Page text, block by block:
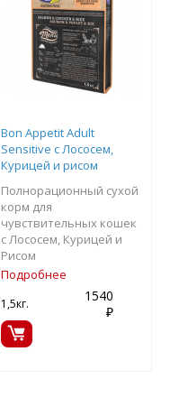
Bon Appetit Adult
Sensitive с Лососем,
Курицей и рисом
Полнорационный сухой
корм для
чувствительных кошек
с Лососем, Курицей и
Рисом
Подробнее
1,5кг.
1540
₽